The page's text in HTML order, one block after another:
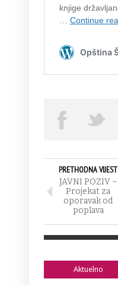
PRETHODNA VIJEST
JAVNI POZIV –
Projekat za
oporavak od
poplava
Aktuelno